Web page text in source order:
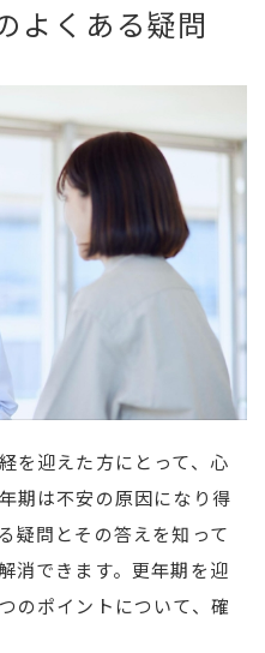
よくある疑問
を迎えた方にとって、心
期は不安の原因になり得
疑問とその答えを知って
消できます。更年期を迎
のポイントについて、確